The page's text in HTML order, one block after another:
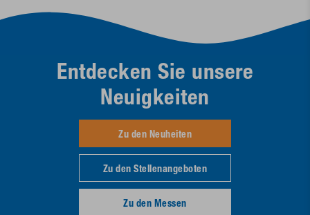
Entdecken Sie unsere
Neuigkeiten
Zu den Neuheiten
Zu den Stellenangeboten
Zu den Messen